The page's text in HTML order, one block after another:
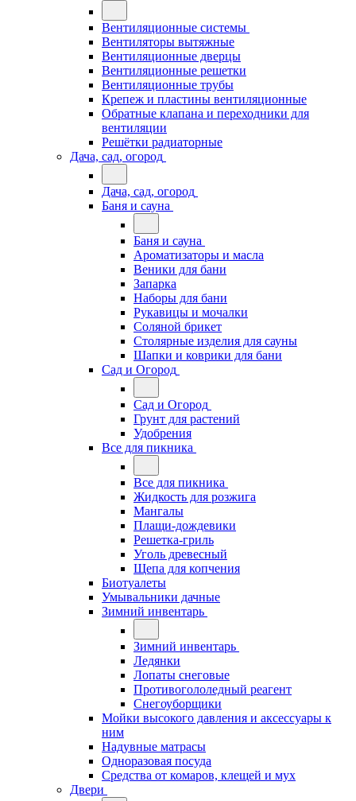
Вентиляционные системы
Вентиляторы вытяжные
Вентиляционные дверцы
Вентиляционные решетки
Вентиляционные трубы
Крепеж и пластины вентиляционные
Обратные клапана и переходники для
вентиляции
Решётки радиаторные
Дача, сад, огород
Дача, сад, огород
Баня и сауна
Баня и сауна
Ароматизаторы и масла
Веники для бани
Запарка
Наборы для бани
Рукавицы и мочалки
Соляной брикет
Столярные изделия для сауны
Шапки и коврики для бани
Сад и Огород
Сад и Огород
Грунт для растений
Удобрения
Все для пикника
Все для пикника
Жидкость для розжига
Мангалы
Плащи-дождевики
Решетка-гриль
Уголь древесный
Щепа для копчения
Биотуалеты
Умывальники дачные
Зимний инвентарь
Зимний инвентарь
Ледянки
Лопаты снеговые
Противогололедный реагент
Снегоуборщики
Мойки высокого давления и аксессуары к
ним
Надувные матрасы
Одноразовая посуда
Средства от комаров, клещей и мух
Двери